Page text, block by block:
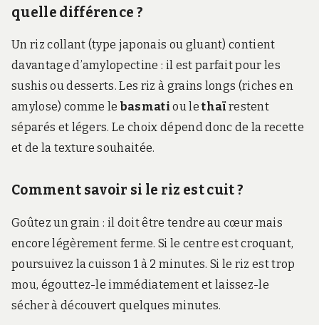
quelle différence ?
Un riz collant (type japonais ou gluant) contient
davantage d’amylopectine : il est parfait pour les
sushis ou desserts. Les riz à grains longs (riches en
amylose) comme le basmati ou lethaïrestent
séparés et légers. Le choix dépend donc de la recette
et de la texture souhaitée.
Comment savoir si le riz est cuit ?
Goûtez un grain : il doit être tendre au cœur mais
encore légèrement ferme. Si le centre est croquant,
poursuivez la cuisson 1 à 2 minutes. Si le riz est trop
mou, égouttez-le immédiatement et laissez-le
sécher à découvert quelques minutes.